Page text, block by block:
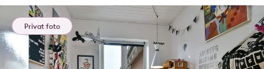
Privat foto